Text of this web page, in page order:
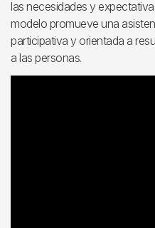
las necesidades y
modelo promueve una
participativa y orientada a
a las personas.